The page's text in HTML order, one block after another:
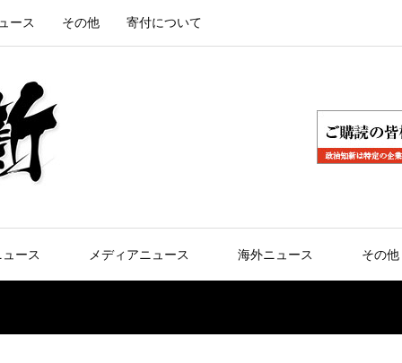
ース その他 寄付について
ース メディアニュース 海外ニュース その他